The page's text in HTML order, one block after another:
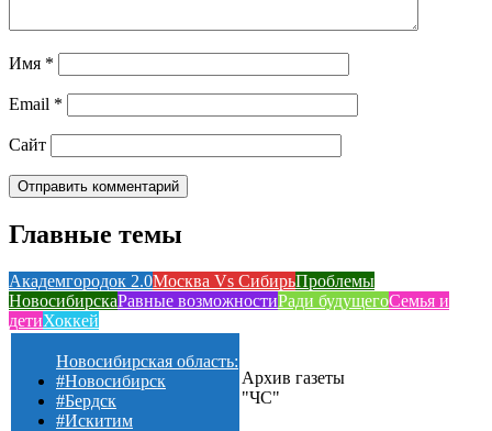
Имя *
Email *
Сайт
Главные темы
Академгородок 2.0Москва Vs СибирьПроблемы
НовосибирскаРавные возможностиРади будущегоСемья и
детиХоккей
Новосибирская область:
#Новосибирск
#Бердск
#Искитим
Архив газеты
"ЧС"